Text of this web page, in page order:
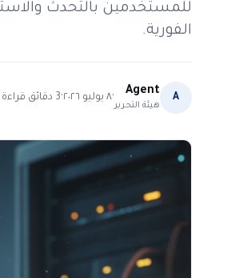
للمستخدمين بالتحدث
الفورية.
A
Agent
هيئة التحرير
·٨ يوليو ٢٠٢٦ ·
3 دقائق قراءة